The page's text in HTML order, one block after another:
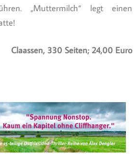
„Muttermilch“ legt einen
Claassen, 330 Seiten; 24,00 Euro